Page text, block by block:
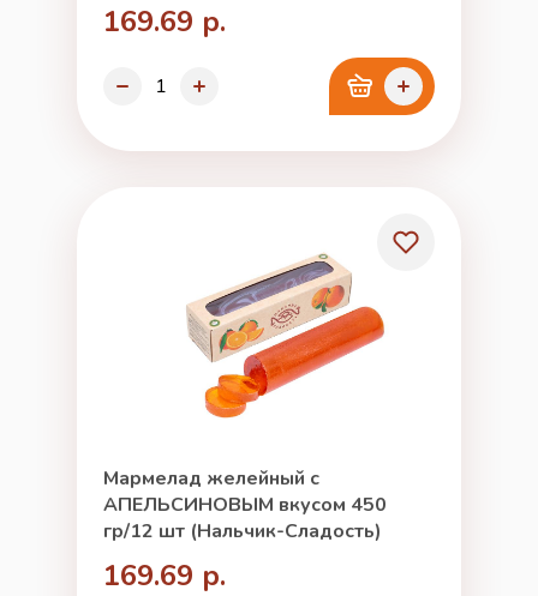
169.69 р.
Мармелад желейный с
АПЕЛЬСИНОВЫМ вкусом 450
гр/12 шт (Нальчик-Сладость)
169.69 р.